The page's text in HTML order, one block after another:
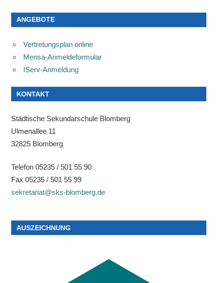
ANGEBOTE
Vertretungsplan online
Mensa-Anmeldeformular
IServ-Anmeldung
KONTAKT
Städtische Sekundarschule Blomberg
Ulmenallee 11
32825 Blomberg
Telefon 05235 / 501 55 90
Fax 05235 / 501 55 99
sekretariat@sks-blomberg.de
AUSZEICHNUNG